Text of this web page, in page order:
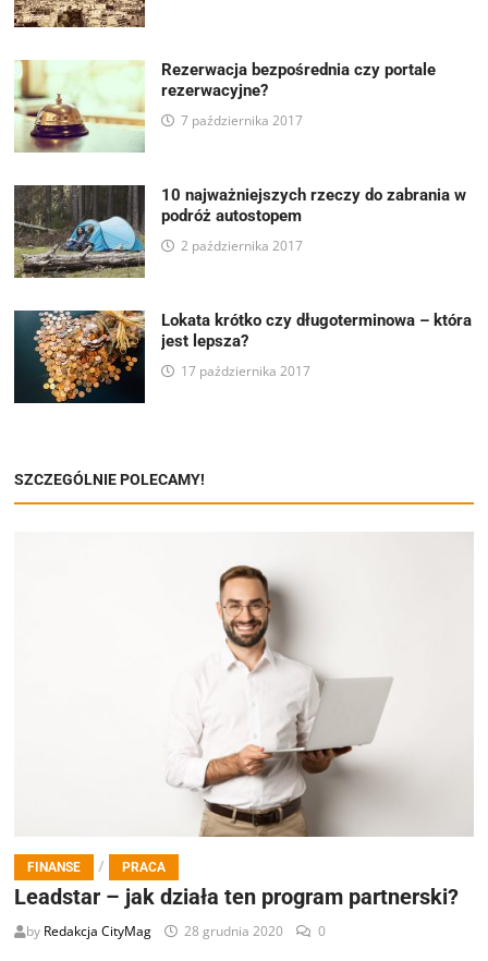
Rezerwacja bezpośrednia czy portale
rezerwacyjne?
7 października 2017
10 najważniejszych rzeczy do zabrania w
podróż autostopem
2 października 2017
Lokata krótko czy długoterminowa – która
jest lepsza?
17 października 2017
SZCZEGÓLNIE POLECAMY!
FINANSE / PRACA
Leadstar – jak działa ten program partnerski?
by Redakcja CityMag 28 grudnia 2020 0